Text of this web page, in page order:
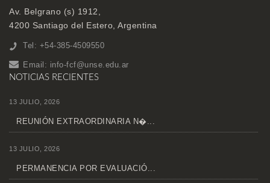
Av. Belgrano (s) 1912,
4200 Santiago del Estero, Argentina
Tel: +54-385-4509550
Email: info-fcf@unse.edu.ar
NOTICIAS RECIENTES
13 JULIO, 2026
REUNIÓN EXTRAORDINARIA N�...
13 JULIO, 2026
PERMANENCIA POR EVALUACIÓ...